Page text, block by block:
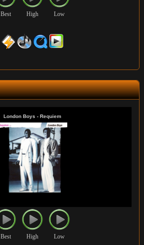
Best High Low
Best High Low